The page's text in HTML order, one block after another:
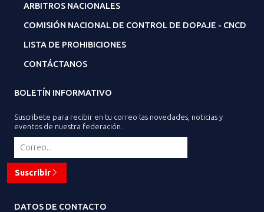
ARBITROS NACIONALES
COMISIÓN NACIONAL DE CONTROL DE DOPAJE - CNCD
LISTA DE PROHIBICIONES
CONTÁCTANOS
BOLETÍN INFORMATIVO
Suscribete para recibir en tu correo las novedades, noticias y
eventos de nuestra federación.
Suscribir
DATOS DE CONTACTO